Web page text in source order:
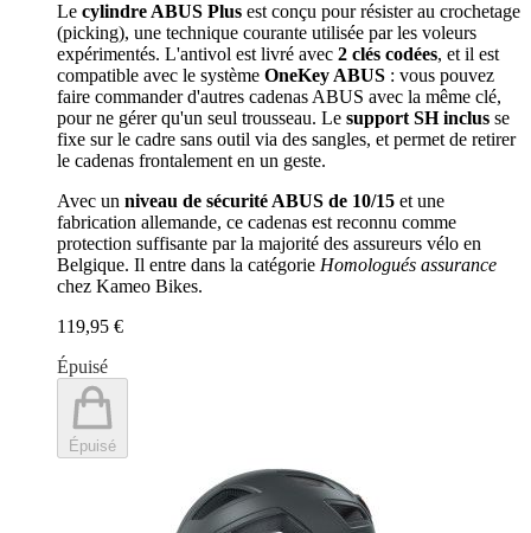
Le cylindre ABUS Plus est conçu pour résister au crochetage
(picking), une technique courante utilisée par les voleurs
expérimentés. L'antivol est livré avec 2 clés codées, et il est
compatible avec le système OneKey ABUS : vous pouvez
faire commander d'autres cadenas ABUS avec la même clé,
pour ne gérer qu'un seul trousseau. Le support SH inclus se
fixe sur le cadre sans outil via des sangles, et permet de retirer
le cadenas frontalement en un geste.
Avec un niveau de sécurité ABUS de 10/15 et une
fabrication allemande, ce cadenas est reconnu comme
protection suffisante par la majorité des assureurs vélo en
Belgique. Il entre dans la catégorie Homologués assurance
chez Kameo Bikes.
119,95 €
Épuisé
Épuisé